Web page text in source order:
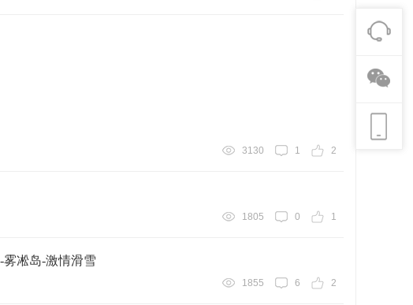
3130 1 2
1805 0 1
雾凇岛-激情滑雪
1855 6 2